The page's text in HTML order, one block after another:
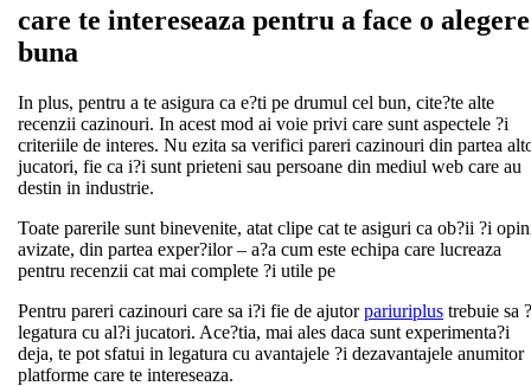
care te intereseaza pentru a face o alegere
buna
In plus, pentru a te asigura ca e?ti pe drumul cel bun, cite?te alte
recenzii cazinouri. In acest mod ai voie privi care sunt aspectele ?i
criteriile de interes. Nu ezita sa verifici pareri cazinouri din partea
jucatori, fie ca i?i sunt prieteni sau persoane din mediul web care au
destin in industrie.
Toate parerile sunt binevenite, atat clipe cat te asiguri ca ob?ii ?i
avizate, din partea exper?ilor – a?a cum este echipa care lucreaza
pentru recenzii cat mai complete ?i utile pe
Pentru pareri cazinouri care sa i?i fie de ajutorpariuriplus trebuie sa
legatura cu al?i jucatori. Ace?tia, mai ales daca sunt experimenta?i
deja, te pot sfatui in legatura cu avantajele ?i dezavantajele anumitor
platforme care te intereseaza.